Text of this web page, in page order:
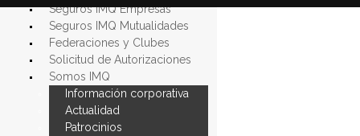
Seguros IMQ Empresas
Seguros IMQ Mutualidades
Federaciones y Clubes
Solicitud de Autorizaciones
Somos
IMQ
Información corporativa
Actualidad
Patrocinios